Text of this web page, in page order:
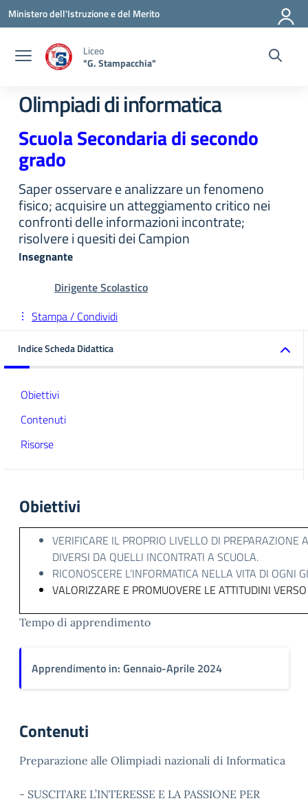
Vai ai contenuti
Vai al menu di navigazione
Vai al footer
Ministero dell'Istruzione e del Merito
Liceo
"G. Stampacchia"
Olimpiadi di informatica
Scuola Secondaria di secondo
grado
Saper osservare e analizzare un fenomeno
fisico; acquisire un atteggiamento critico nei
confronti delle informazioni incontrate;
risolvere i quesiti dei Campion
Insegnante
Dirigente Scolastico
Stampa / Condividi
Indice Scheda Didattica
Obiettivi
Contenuti
Risorse
Obiettivi
VERIFICARE IL PROPRIO LIVELLO DI PREPARAZIONE
DIVERSI DA QUELLI INCONTRATI A SCUOLA.
RICONOSCERE L’INFORMATICA NELLA VITA DI OGNI
VALORIZZARE E PROMUOVERE LE ATTITUDINI
Tempo di apprendimento
Apprendimento in: Gennaio-Aprile 2024
Contenuti
Preparazione alle Olimpiadi nazionali di Informatica
- SUSCITARE L’INTERESSE E LA PASSIONE PER